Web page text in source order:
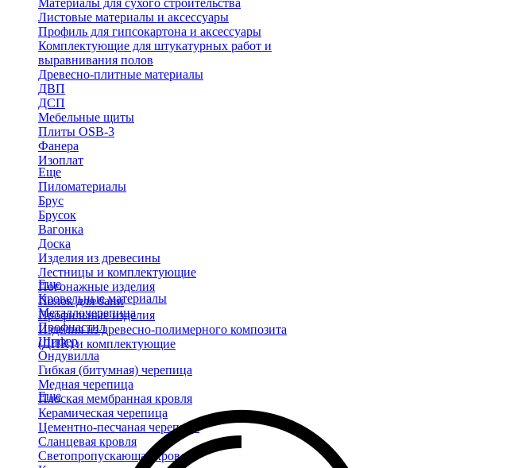
Материалы для сухого строительства
Листовые материалы и аксессуары
Профиль для гипсокартона и аксессуары
Комплектующие для штукатурных работ и
выравнивания полов
Древесно-плитные материалы
ДВП
ДСП
Мебельные щиты
Плиты OSB-3
Фанера
Изоплат
Еще
Пиломатериалы
Брус
Брусок
Вагонка
Доска
Изделия из древесины
Лестницы и комплектующие
Погонажные изделия
Полок для бани
Профильные изделия
Изделия из древесно-полимерного композита
(ДПК) и комплектующие
Еще
Кровельные материалы
Металлочерепица
Профнастил
Шифер
Ондувилла
Гибкая (битумная) черепица
Медная черепица
Плоская мембранная кровля
Керамическая черепица
Цементно-песчаная черепица
Сланцевая кровля
Светопропускающая кровля
Еще